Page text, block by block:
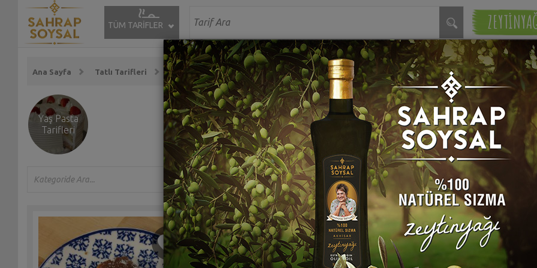
TÜM TARİFLER
Ana Sayfa Tatlı Tarifleri Pasta Tarifleri
Yaş Pasta
Tarifleri